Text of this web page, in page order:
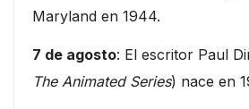
Maryland en 1944.
7 de agosto: El escritor Paul
The Animated Series) nace en